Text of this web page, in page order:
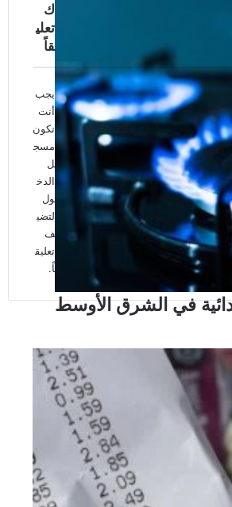
في الشرق الأوسط
ك
تعلي
قاً
يجب
أنت
تكون
مسج
ل
الدخ
ول
لتضي
ف
تعليق
اً.